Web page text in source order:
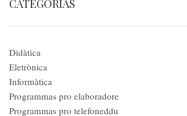
CATEGORIAS
Didàtica
Eletrònica
Informàtica
Programmas pro elaboradore
Programmas pro telefoneddu